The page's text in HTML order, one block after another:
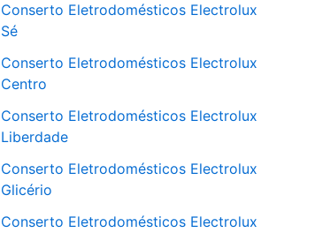
Conserto Eletrodomésticos Electrolux
Sé
Conserto Eletrodomésticos Electrolux
Centro
Conserto Eletrodomésticos Electrolux
Liberdade
Conserto Eletrodomésticos Electrolux
Glicério
Conserto Eletrodomésticos Electrolux